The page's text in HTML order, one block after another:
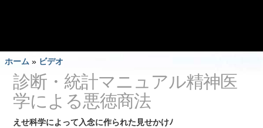
ホーム » ビデオ
診断・統計マニュアル精神医
学による悪徳商法
えせ科学によって入念に作られた見せかけﾉ